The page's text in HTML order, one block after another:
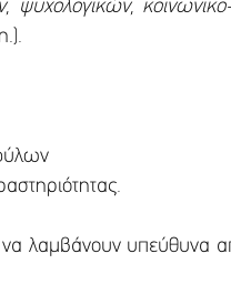
ψυχολογικών,
να λαμβάνουν υπεύθυνα